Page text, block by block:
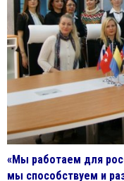
«Мы работаем для
мы способствуем и